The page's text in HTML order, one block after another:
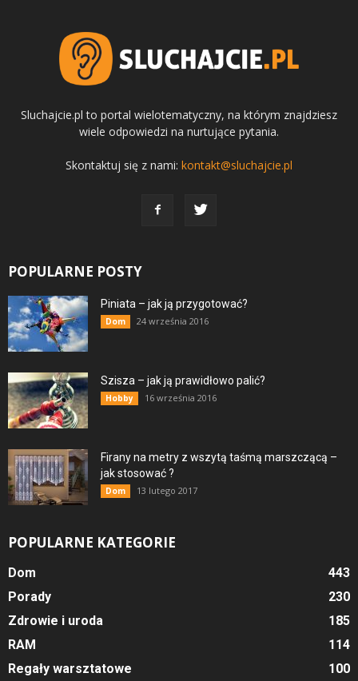
Sluchajcie.pl to portal wielotematyczny, na którym znajdziesz
wiele odpowiedzi na nurtujące pytania.
Skontaktuj się z nami: kontakt@sluchajcie.pl
POPULARNE POSTY
Piniata – jak ją przygotować?
Dom 24 września 2016
Szisza – jak ją prawidłowo palić?
Hobby 16 września 2016
Firany na metry z wszytą taśmą marszczącą –
jak stosować ?
Dom 13 lutego 2017
POPULARNE KATEGORIE
Dom
443
Porady
230
Zdrowie i uroda
185
RAM
114
Regały warsztatowe
100